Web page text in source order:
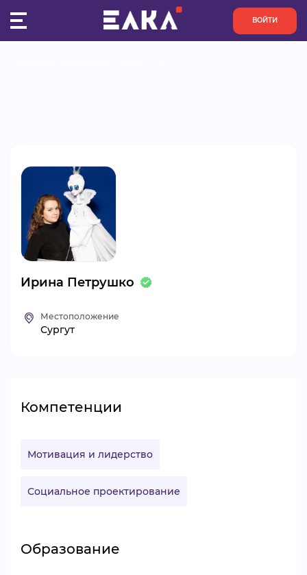
ВОЙТИ
АКТИВИСТЫ
ПРОЕКТЫ
АНАЛИТИКА
БАЗА ЗНАНИЙ
ВИДЕОКУРСЫ
Ирина Петрушко
Местоположение
Сургут
Компетенции
Мотивация и лидерство
Социальное проектирование
Образование